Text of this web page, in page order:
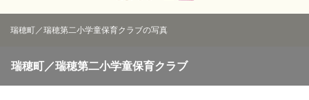
瑞穂町／瑞穂第二小学童保育クラブの写真
瑞穂町／瑞穂第二小学童保育クラブ